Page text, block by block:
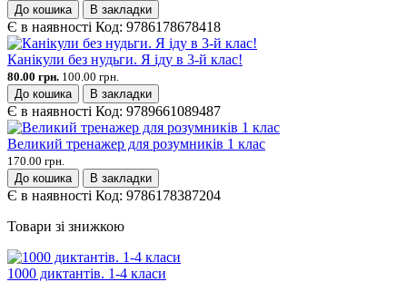
До кошика
В закладки
Є в наявності Код: 9786178678418
Канікули без нудьги. Я іду в 3-й клас!
80.00 грн. 100.00 грн.
До кошика
В закладки
Є в наявності Код: 9789661089487
Великий тренажер для розумників 1 клас
170.00 грн.
До кошика
В закладки
Є в наявності Код: 9786178387204
Товари зі знижкою
1000 диктантів. 1-4 класи